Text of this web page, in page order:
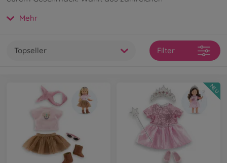
Mit dem Zubehör wird das Rollenspiel noch realistischer.
Vanilleduft der Corolle Puppen schafft dabei eine
besondere Verbindung zwischen Puppe und Kind. Wenn
Du mehr über die Fashion-Puppen erfahren willst, kannst
Mehr
Topseller Filter
NEU